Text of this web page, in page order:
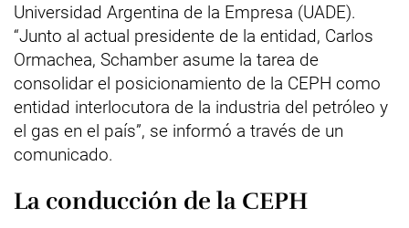
Universidad Argentina de la Empresa (UADE).
“Junto al actual presidente de la entidad, Carlos
Ormachea, Schamber asume la tarea de
consolidar el posicionamiento de la CEPH como
entidad interlocutora de la industria del petróleo y
el gas en el país”, se informó a través de un
comunicado.
La conducción de la CEPH